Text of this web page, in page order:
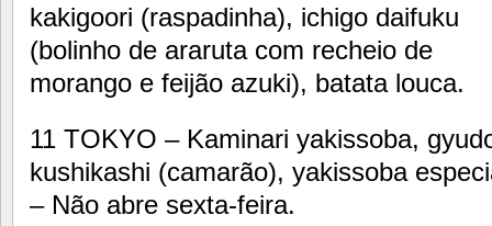
kakigoori (raspadinha), ichigo daifuku
(bolinho de araruta com recheio de
morango e feijão azuki), batata louca.
11 TOKYO – Kaminari yakissoba,
kushikashi (camarão), yakissoba
– Não abre sexta-feira.